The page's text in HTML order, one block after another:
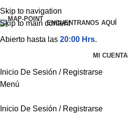
Skip to navigation
Skip to main contentENCUENTRANOS AQUÍ
Abierto hasta las 20:00 Hrs.
MI CUENTA
Inicio De Sesión / Registrarse
Menú
Inicio De Sesión / Registrarse
4pm ,